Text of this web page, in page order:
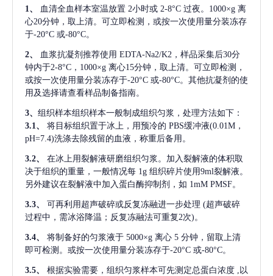
1、 血清全血样本室温放置 2小时或 2-8°C 过夜。1000×g 离
心20分钟，取上清。可立即检测，或按一次使用量分装冻存
于-20°C 或-80°C。
2、 血浆抗凝剂推荐使用 EDTA-Na2/K2，样品采集后30分
钟内于2-8°C，1000×g 离心15分钟，取上清。可立即检测，
或按一次使用量分装冻存于-20°C 或-80°C。其他抗凝剂的使
用及选择请查看样品制备指南。
3、 组织样本组织样本一般制成组织匀浆，处理方法如下：
3.1、
将目标组织置于冰上，用预冷的 PBS缓冲液(0.01M，
pH=7.4)洗涤去除残留的血液，称重后备用。
3.2、
在冰上用裂解液研磨组织匀浆。加入裂解液的体积取
决于组织的重量，一般情况每 1g 组织碎片使用9ml裂解液。
另外建议在裂解液中加入蛋白酶抑制剂，如 1mM PMSF。
3.3、 可再利用超声破碎或反复冻融进一步处理 (超声破碎
过程中，需冰浴降温；反复冻融法可重复2次)。
3.4、 将制备好的匀浆液于 5000×g 离心 5 分钟，留取上清
即可检测。或按一次使用量分装冻存于-20°C 或-80°C。
3.5、 根据实验需要，组织匀浆样本可先测定总蛋白浓度 ,以